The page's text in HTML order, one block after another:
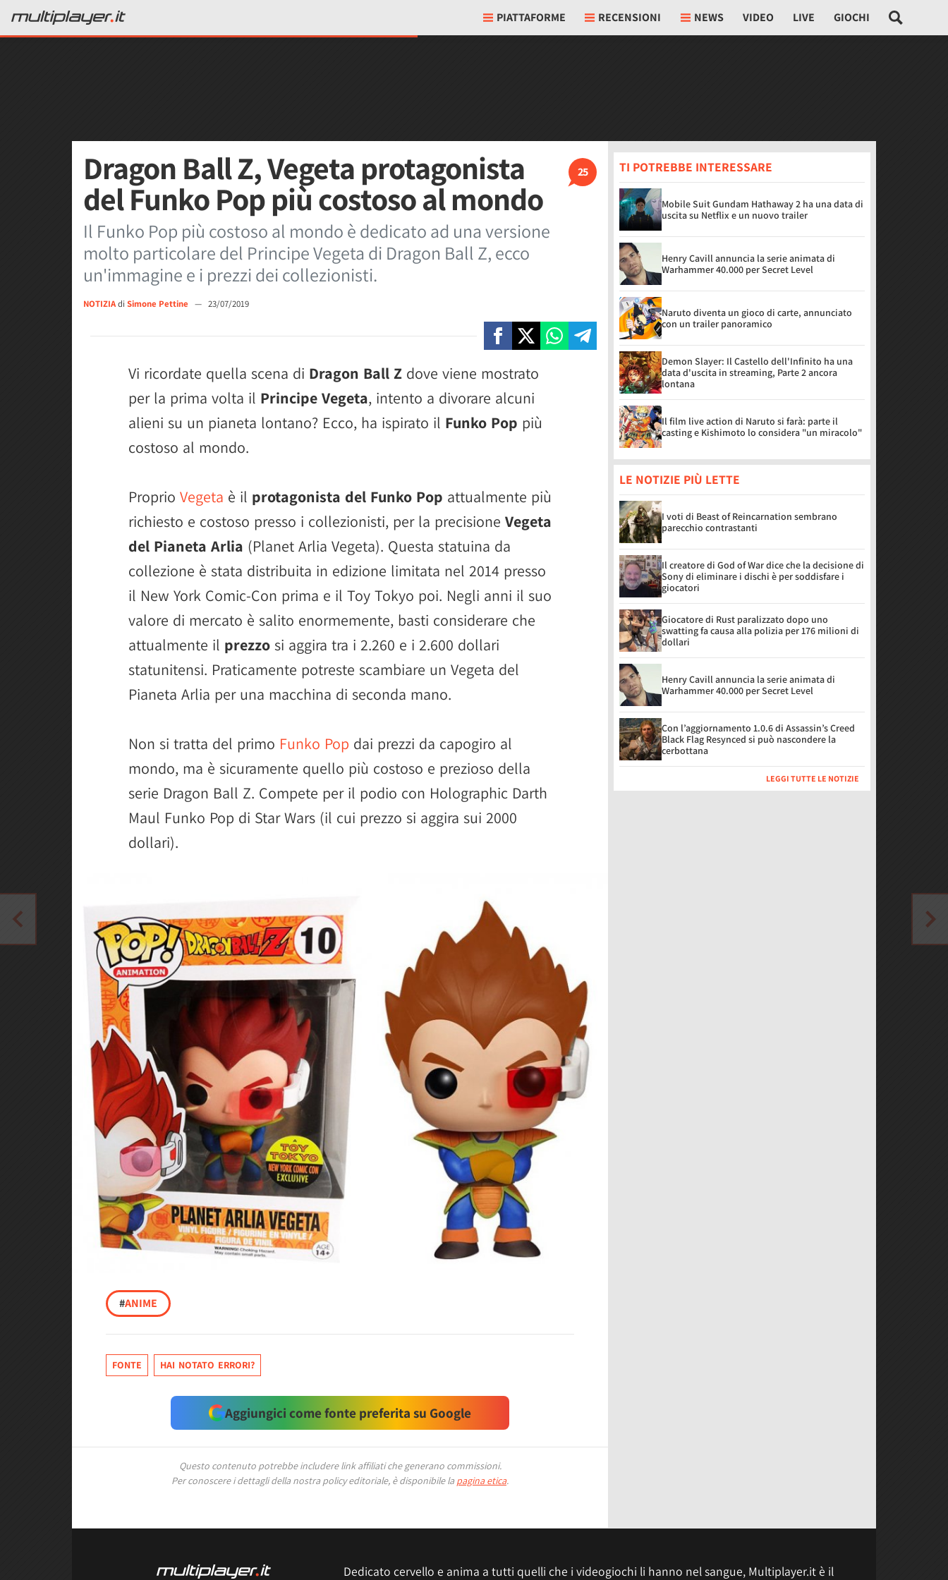
PIATTAFORME RECENSIONI NEWS VIDEO LIVE GIOCHI
25
Dragon Ball Z, Vegeta protagonista
del Funko Pop più costoso al mondo
Il Funko Pop più costoso al mondo è dedicato ad una versione
molto particolare del Principe Vegeta di Dragon Ball Z, ecco
un'immagine e i prezzi dei collezionisti.
NOTIZIAdi Simone Pettine — 23/07/2019
Vi ricordate quella scena di Dragon Ball Z dove viene mostrato
per la prima volta il Principe Vegeta, intento a divorare alcuni
alieni su un pianeta lontano? Ecco, ha ispirato il Funko Pop più
costoso al mondo.
Proprio Vegeta è il protagonista del Funko Pop attualmente più
richiesto e costoso presso i collezionisti, per la precisione Vegeta
del Pianeta Arlia (Planet Arlia Vegeta). Questa statuina da
collezione è stata distribuita in edizione limitata nel 2014 presso
il New York Comic-Con prima e il Toy Tokyo poi. Negli anni il suo
valore di mercato è salito enormemente, basti considerare che
attualmente il prezzo si aggira tra i 2.260 e i 2.600 dollari
statunitensi. Praticamente potreste scambiare un Vegeta del
Pianeta Arlia per una macchina di seconda mano.
Non si tratta del primo Funko Pop dai prezzi da capogiro al
mondo, ma è sicuramente quello più costoso e prezioso della
serie Dragon Ball Z. Compete per il podio con Holographic Darth
Maul Funko Pop di Star Wars (il cui prezzo si aggira sui 2000
dollari).
#ANIME
FONTE HAI NOTATO ERRORI?
Aggiungici come fonte preferita su Google
Questo contenuto potrebbe includere link affiliati che generano commissioni.
Per conoscere i dettagli della nostra policy editoriale, è disponibile la pagina etica.
TI POTREBBE INTERESSARE
Mobile Suit Gundam Hathaway 2 ha una data di
uscita su Netflix e un nuovo trailer
Henry Cavill annuncia la serie animata di
Warhammer 40.000 per Secret Level
Naruto diventa un gioco di carte, annunciato
con un trailer panoramico
Demon Slayer: Il Castello dell'Infinito ha una
data d'uscita in streaming, Parte 2 ancora
lontana
Il film live action di Naruto si farà: parte il
casting e Kishimoto lo considera "un miracolo"
LE NOTIZIE PIÙ LETTE
I voti di Beast of Reincarnation sembrano
parecchio contrastanti
Il creatore di God of War dice che la decisione di
Sony di eliminare i dischi è per soddisfare i
giocatori
Giocatore di Rust paralizzato dopo uno
swatting fa causa alla polizia per 176 milioni di
dollari
Henry Cavill annuncia la serie animata di
Warhammer 40.000 per Secret Level
Con l’aggiornamento 1.0.6 di Assassin’s Creed
Black Flag Resynced si può nascondere la
cerbottana
LEGGI TUTTE LE NOTIZIE
Dedicato cervello e anima a tutti quelli che i videogiochi li hanno nel sangue, Multiplayer.it è il